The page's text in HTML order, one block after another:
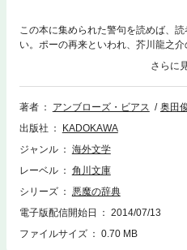
この本に集められた警句を読めば、
い。ポーの再来といわれ、芥川龍之
与えた短編の名手ビアスが“インク代
いわれる皮肉な文章で、現代文明と
書。
著者
アンブローズ・ビアス 奥田
出版社
KADOKAWA
ジャンル
海外文学
レーベル
角川文庫
シリーズ
悪魔の辞典
電子版配信開始日
2014/07/13
ファイルサイズ
0.70 MB